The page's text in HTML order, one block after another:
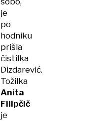
je
po
hodniku
prišla
čistilka
Dizdarević.
Tožilka
Anita
Filipčič
je